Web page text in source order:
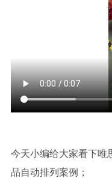
今天小编给大家看下唯
品自动排列案例；